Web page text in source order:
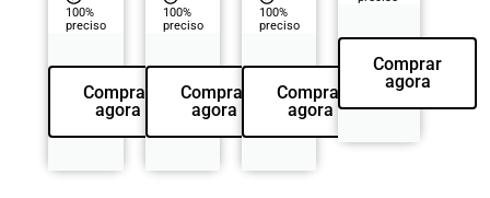
100%
preciso
Comprar
agora
100%
preciso
Comprar
agora
100%
preciso
Comprar
agora
Comprar
agora